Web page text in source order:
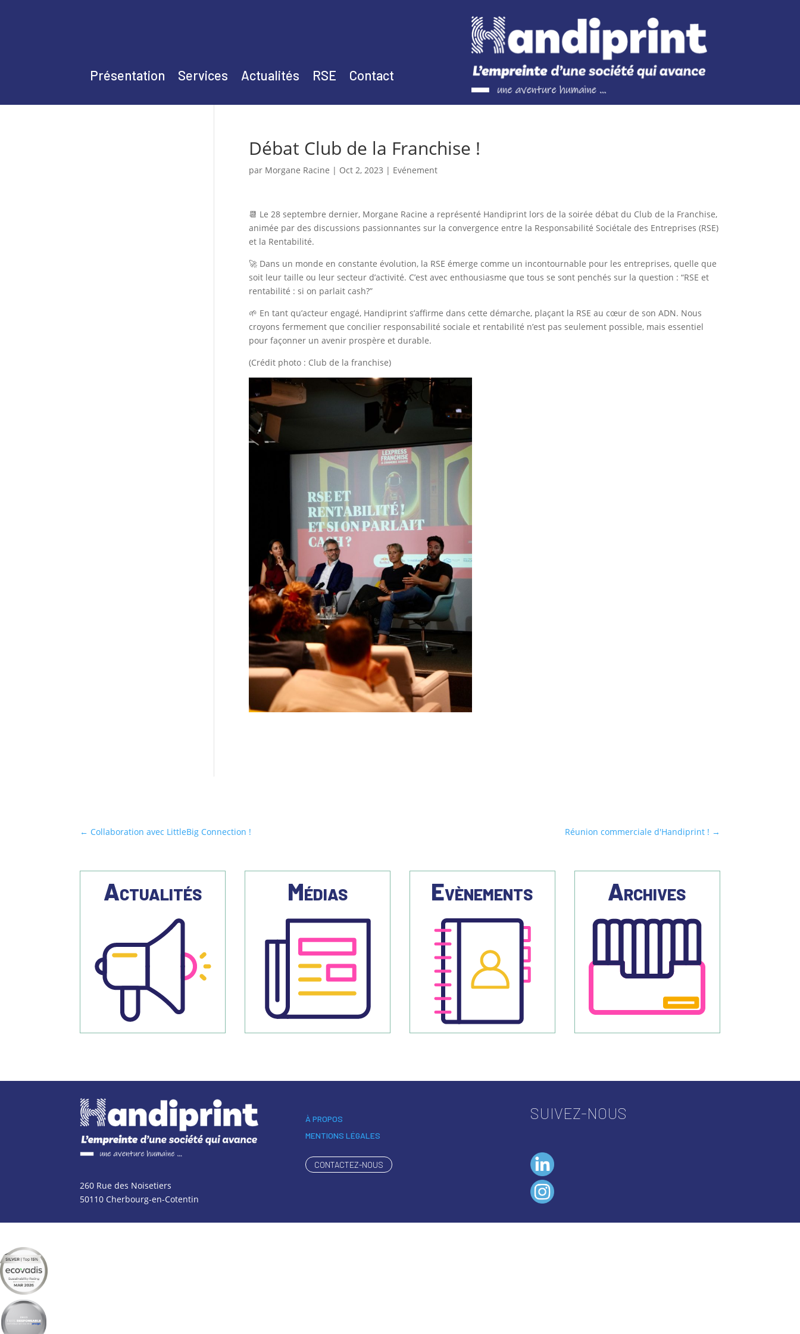
Présentation Services Actualités RSE Contact
Débat Club de la Franchise !
par Morgane Racine | Oct 2, 2023 | Evénement
📆 Le 28 septembre dernier, Morgane Racine a représenté Handiprint lors de la soirée débat du Club de la Franchise,
animée par des discussions passionnantes sur la convergence entre la Responsabilité Sociétale des Entreprises (RSE)
et la Rentabilité.
🚀 Dans un monde en constante évolution, la RSE émerge comme un incontournable pour les entreprises, quelle que
soit leur taille ou leur secteur d’activité. C’est avec enthousiasme que tous se sont penchés sur la question : “RSE et
rentabilité : si on parlait cash?”
🌱 En tant qu’acteur engagé, Handiprint s’affirme dans cette démarche, plaçant la RSE au cœur de son ADN. Nous
croyons fermement que concilier responsabilité sociale et rentabilité n’est pas seulement possible, mais essentiel
pour façonner un avenir prospère et durable.
(Crédit photo : Club de la franchise)
← Collaboration avec LittleBig Connection ! Réunion commerciale d'Handiprint ! →
Actualités Médias Evènements Archives
260 Rue des Noisetiers
50110 Cherbourg-en-Cotentin
À PROPOS
MENTIONS LÉGALES
CONTACTEZ-NOUS
SUIVEZ-NOUS